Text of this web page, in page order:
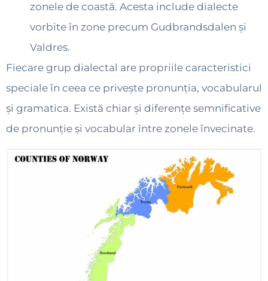
zonele de coastă. Acesta include dialecte
vorbite în zone precum Gudbrandsdalen și
Valdres.
Fiecare grup dialectal are propriile caracteristici
speciale în ceea ce privește pronunția, vocabularul
și gramatica. Există chiar și diferențe semnificative
de pronunție și vocabular între zonele învecinate.